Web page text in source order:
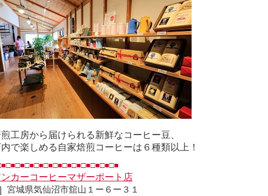
工房から届けられる新鮮なコーヒー豆、
内で楽しめる自家焙煎コーヒーは６種類以上！
ンカーコーヒーマザーポート店
宮城県気仙沼市舘山１ー６ー３１